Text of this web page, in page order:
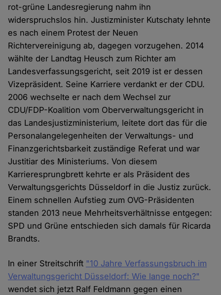
rot-grüne Landesregierung nahm ihn
widerspruchslos hin. Justizminister Kutschaty lehnte
es nach einem Protest der Neuen
Richtervereinigung ab, dagegen vorzugehen. 2014
wählte der Landtag Heusch zum Richter am
Landesverfassungsgericht, seit 2019 ist er dessen
Vizepräsident. Seine Karriere verdankt er der CDU.
2006 wechselte er nach dem Wechsel zur
CDU/FDP-Koalition vom Oberverwaltungsgericht in
das Landesjustizministerium, leitete dort das für die
Personalangelegenheiten der Verwaltungs- und
Finanzgerichtsbarkeit zuständige Referat und war
Justitiar des Ministeriums. Von diesem
Karrieresprungbrett kehrte er als Präsident des
Verwaltungsgerichts Düsseldorf in die Justiz zurück.
Einem schnellen Aufstieg zum OVG-Präsidenten
standen 2013 neue Mehrheitsverhältnisse entgegen:
SPD und Grüne entschieden sich damals für Ricarda
Brandts.
In einer Streitschrift "10 Jahre Verfassungsbruch im
Verwaltungsgericht Düsseldorf: Wie lange noch?"
wendet sich jetzt Ralf Feldmann gegen einen